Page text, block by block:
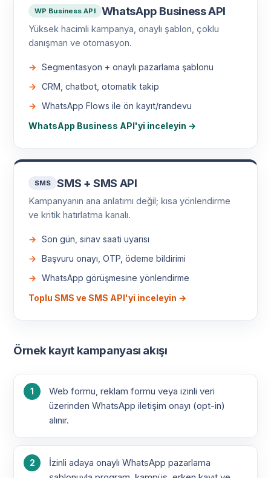
WP Business API WhatsApp Business API
Yüksek hacimli kampanya, onaylı şablon, çoklu
danışman ve otomasyon.
Segmentasyon + onaylı pazarlama şablonu
CRM, chatbot, otomatik takip
WhatsApp Flows ile ön kayıt/randevu
WhatsApp Business API'yi inceleyin →
SMS SMS + SMS API
Kampanyanın ana anlatımı değil; kısa yönlendirme
ve kritik hatırlatma kanalı.
Son gün, sınav saati uyarısı
Başvuru onayı, OTP, ödeme bildirimi
WhatsApp görüşmesine yönlendirme
Toplu SMS ve SMS API'yi inceleyin →
Örnek kayıt kampanyası akışı
Web formu, reklam formu veya izinli veri
üzerinden WhatsApp iletişim onayı (opt-in)
alınır.
İzinli adaya onaylı WhatsApp pazarlama